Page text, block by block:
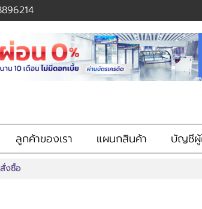
ลูกค้าของเรา แผนกสินค้า บัญชีผู้
งซื้อ